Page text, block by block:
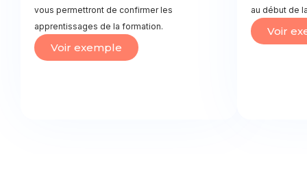
vous permettront de confirmer les
apprentissages de la formation.
Voir exemple
au début de
Voir